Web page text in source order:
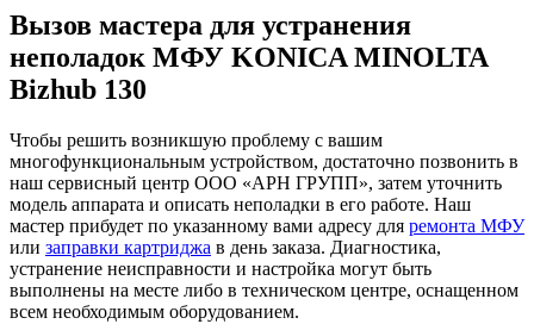
Вызов мастера для устранения
неполадок МФУ KONICA MINOLTA
Bizhub 130
Чтобы решить возникшую проблему с вашим
многофункциональным устройством, достаточно позвонить в
наш сервисный центр ООО «АРН ГРУПП», затем уточнить
модель аппарата и описать неполадки в его работе. Наш
мастер прибудет по указанному вами адресу для ремонта МФУ
или заправки картриджа в день заказа. Диагностика,
устранение неисправности и настройка могут быть
выполнены на месте либо в техническом центре, оснащенном
всем необходимым оборудованием.